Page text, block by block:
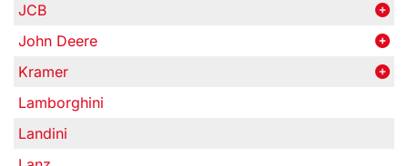
JCB
John Deere
Kramer
Lamborghini
Landini